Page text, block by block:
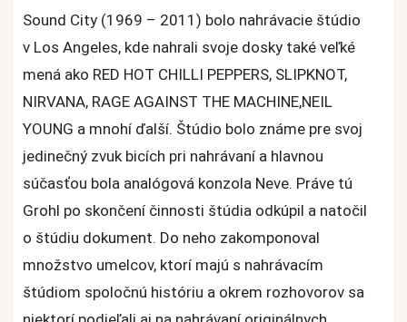
Sound City (1969 – 2011) bolo nahrávacie štúdio
v Los Angeles, kde nahrali svoje dosky také veľké
mená ako RED HOT CHILLI PEPPERS, SLIPKNOT,
NIRVANA, RAGE AGAINST THE MACHINE,NEIL
YOUNG a mnohí ďalší. Štúdio bolo známe pre svoj
jedinečný zvuk bicích pri nahrávaní a hlavnou
súčasťou bola analógová konzola Neve. Práve tú
Grohl po skončení činnosti štúdia odkúpil a natočil
o štúdiu dokument. Do neho zakomponoval
množstvo umelcov, ktorí majú s nahrávacím
štúdiom spoločnú históriu a okrem rozhovorov sa